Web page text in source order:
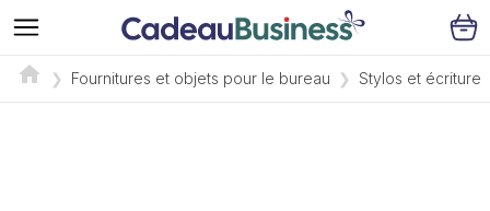
Fournitures et objets pour le bureau Stylos et écriture